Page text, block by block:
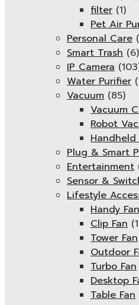
filter (1)
Pet Air
Personal Care
Smart Trash (6)
IP Camera
Water Purifier
Vacuum (85)
Vacuum
Robot
Handheld
Plug & Smart
Entertainment
Sensor &
Lifestyle
Handy Fan
Clip Fan
Tower Fan
Outdoor
Turbo Fan
Desktop
Table Fan